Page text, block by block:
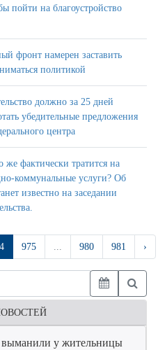
пойти на благоустройство
фронт намерен заставить
политикой
должно за 25 дней
убедительные предложения
центра
же фактически тратится на
коммунальные услуги? Об
известно на заседании
975 ... 980 981 ›
у жительницы